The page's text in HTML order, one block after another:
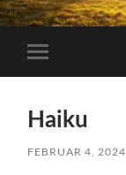
Mobile-
Menü
Haiku
FEBRUAR 4, 2024